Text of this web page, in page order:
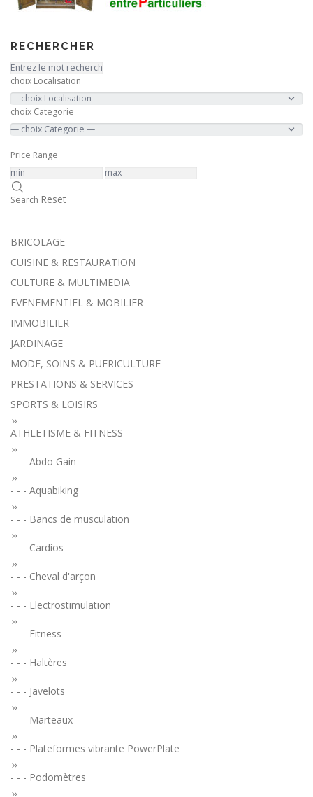
RECHERCHER
choix Localisation
choix Categorie
Price Range
Search Reset
BRICOLAGE
CUISINE & RESTAURATION
CULTURE & MULTIMEDIA
EVENEMENTIEL & MOBILIER
IMMOBILIER
JARDINAGE
MODE, SOINS & PUERICULTURE
PRESTATIONS & SERVICES
SPORTS & LOISIRS
ATHLETISME & FITNESS
- - - Abdo Gain
- - - Aquabiking
- - - Bancs de musculation
- - - Cardios
- - - Cheval d'arçon
- - - Electrostimulation
- - - Fitness
- - - Haltères
- - - Javelots
- - - Marteaux
- - - Plateformes vibrante PowerPlate
- - - Podomètres